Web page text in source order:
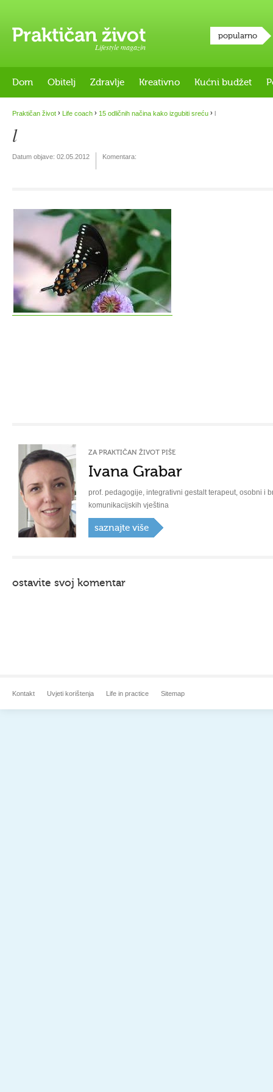
Lifestyle magazin
popularno
Dom Obitelj Zdravlje Kreativno Kućni budžet
Praktičan život › Life coach › 15 odličnih načina kako izgubiti sreću › l
l
Datum objave: 02.05.2012 Komentara:
ZA PRAKTIČAN ŽIVOT PIŠE
Ivana Grabar
prof. pedagogije, integrativni gestalt terapeut, osobni i
komunikacijskih vještina
saznajte više
ostavite svoj komentar
Kontakt Uvjeti korištenja Life in practice Sitemap